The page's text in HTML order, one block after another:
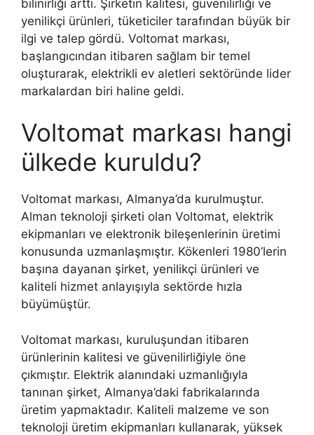
bilinirliği arttı. Şirketin kalitesi, güvenilirliği ve
yenilikçi ürünleri, tüketiciler tarafından büyük bir
ilgi ve talep gördü. Voltomat markası,
başlangıcından itibaren sağlam bir temel
oluşturarak, elektrikli ev aletleri sektöründe lider
markalardan biri haline geldi.
Voltomat markası hangi
ülkede kuruldu?
Voltomat markası, Almanya’da kurulmuştur.
Alman teknoloji şirketi olan Voltomat, elektrik
ekipmanları ve elektronik bileşenlerinin üretimi
konusunda uzmanlaşmıştır. Kökenleri 1980’lerin
başına dayanan şirket, yenilikçi ürünleri ve
kaliteli hizmet anlayışıyla sektörde hızla
büyümüştür.
Voltomat markası, kuruluşundan itibaren
ürünlerinin kalitesi ve güvenilirliğiyle öne
çıkmıştır. Elektrik alanındaki uzmanlığıyla
tanınan şirket, Almanya’daki fabrikalarında
üretim yapmaktadır. Kaliteli malzeme ve son
teknoloji üretim ekipmanları kullanarak, yüksek